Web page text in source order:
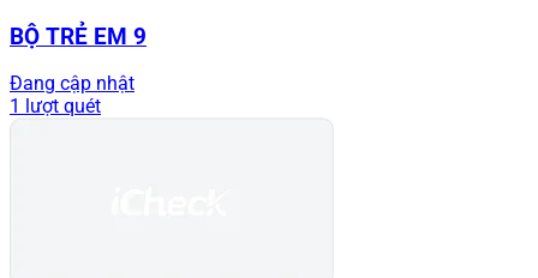
BỘ TRẺ EM 9
Đang cập nhật
1 lượt quét